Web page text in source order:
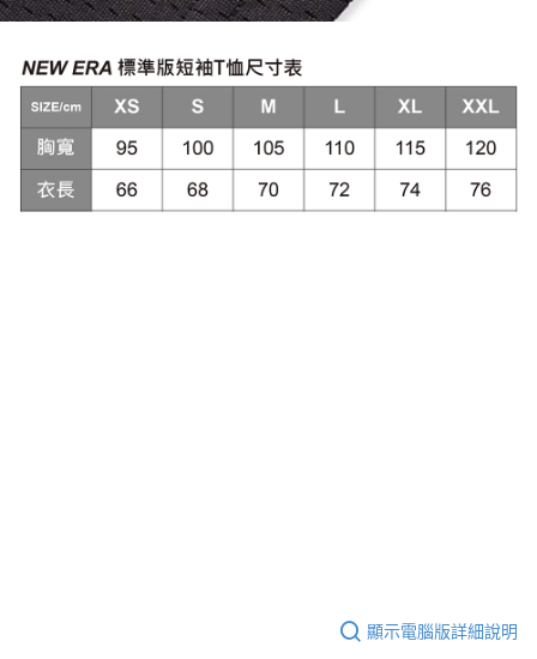
顯示電腦版詳細說明